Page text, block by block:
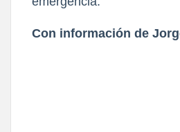
Con información de